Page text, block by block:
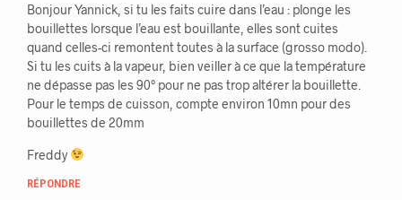
Bonjour Yannick, si tu les faits cuire dans l’eau : plonge les
bouillettes lorsque l’eau est bouillante, elles sont cuites
quand celles-ci remontent toutes à la surface (grosso modo).
Si tu les cuits à la vapeur, bien veiller à ce que la température
ne dépasse pas les 90° pour ne pas trop altérer la bouillette.
Pour le temps de cuisson, compte environ 10mn pour des
bouillettes de 20mm
Freddy
RÉPONDRE